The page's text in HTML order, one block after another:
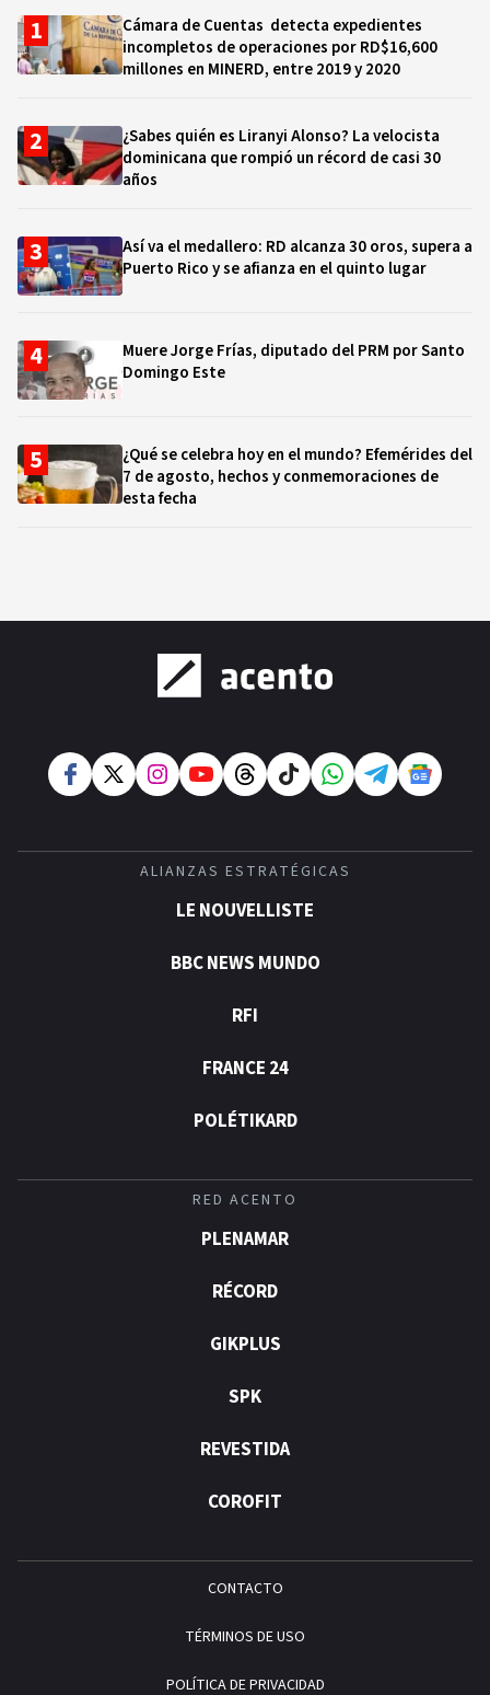
Cámara de Cuentas detecta expedientes
incompletos de operaciones por RD$16,600
millones en MINERD, entre 2019 y 2020
¿Sabes quién es Liranyi Alonso? La velocista
dominicana que rompió un récord de casi 30
años
Así va el medallero: RD alcanza 30 oros, supera a
Puerto Rico y se afianza en el quinto lugar
Muere Jorge Frías, diputado del PRM por Santo
Domingo Este
¿Qué se celebra hoy en el mundo? Efemérides del
7 de agosto, hechos y conmemoraciones de
esta fecha
ALIANZAS ESTRATÉGICAS
LE NOUVELLISTE
BBC NEWS MUNDO
RFI
FRANCE 24
POLÉTIKARD
RED ACENTO
PLENAMAR
RÉCORD
GIKPLUS
SPK
REVESTIDA
COROFIT
CONTACTO
TÉRMINOS DE USO
POLÍTICA DE PRIVACIDAD